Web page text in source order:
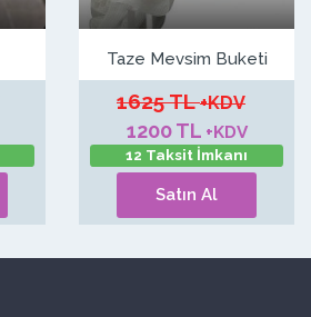
Taze Mevsim Buketi
1625 TL+KDV
1200 TL +KDV
12 Taksit İmkanı
Satın Al